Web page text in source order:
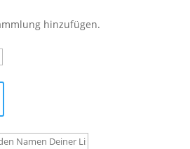
hinzufügen.